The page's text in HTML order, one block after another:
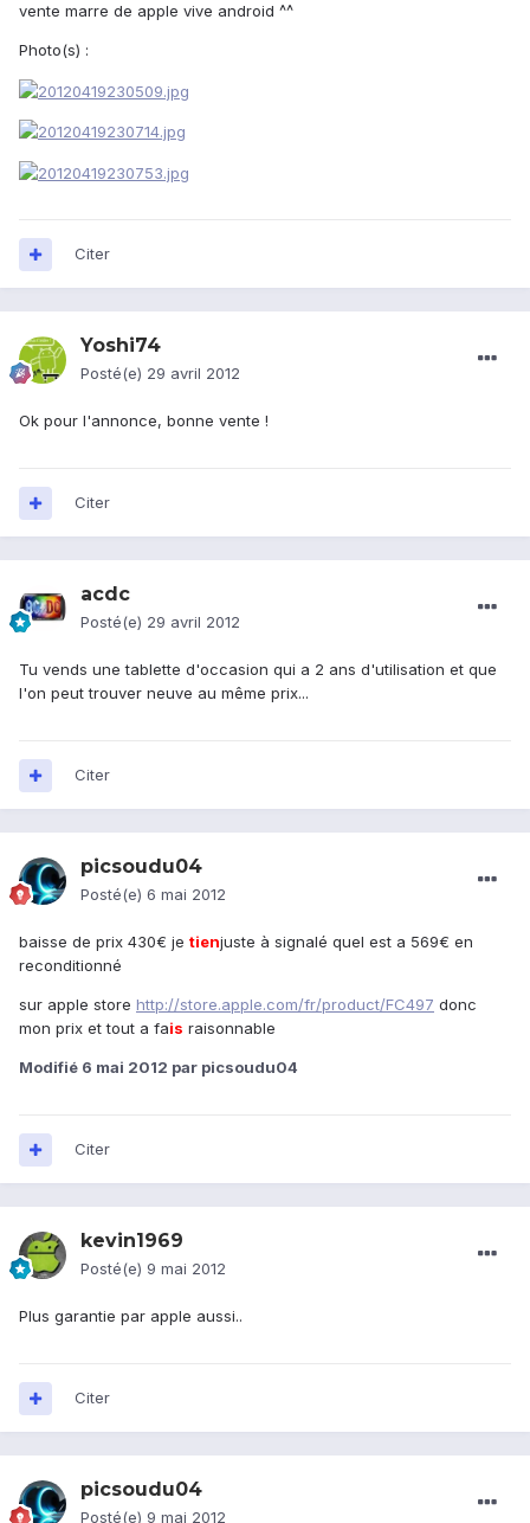
vente marre de apple vive android ^^
Photo(s) :
Citer
Yoshi74
Posté(e) 29 avril 2012
Ok pour l'annonce, bonne vente !
Citer
acdc
Posté(e) 29 avril 2012
Tu vends une tablette d'occasion qui a 2 ans d'utilisation et que
l'on peut trouver neuve au même prix...
Citer
picsoudu04
Posté(e) 6 mai 2012
baisse de prix 430€ je tienjuste à signalé quel est a 569€ en
reconditionné
sur apple store http://store.apple.com/fr/product/FC497 donc
mon prix et tout a fais raisonnable
Modifié 6 mai 2012 par picsoudu04
Citer
kevin1969
Posté(e) 9 mai 2012
Plus garantie par apple aussi..
Citer
picsoudu04
Posté(e) 9 mai 2012